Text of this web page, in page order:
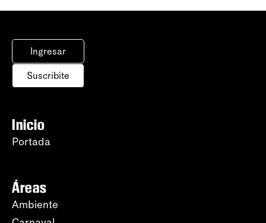
Ingresar
Suscribite
Inicio
Portada
Áreas
Ambiente